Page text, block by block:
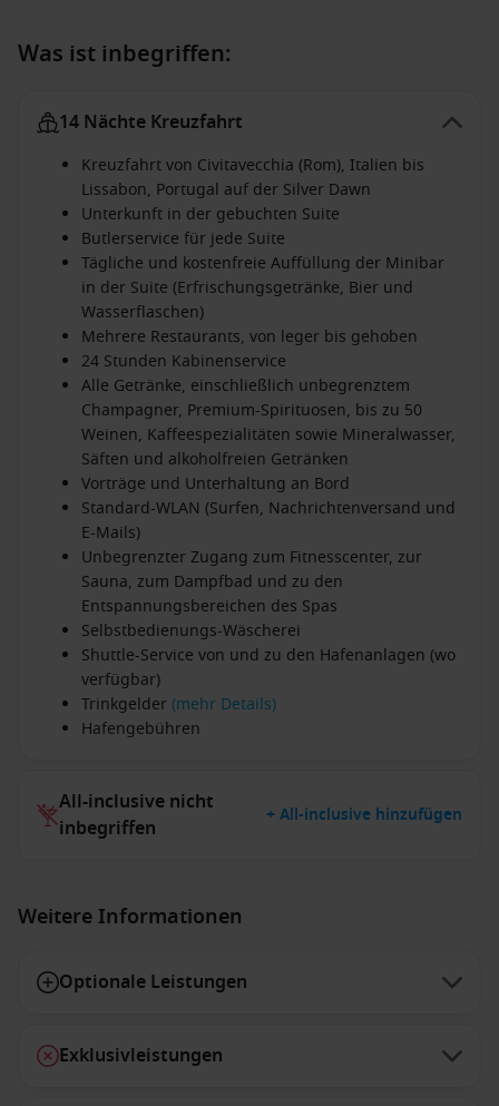
Was ist inbegriffen:
14 Nächte Kreuzfahrt
Kreuzfahrt von Civitavecchia (Rom), Italien bis
Lissabon, Portugal auf der Silver Dawn
Unterkunft in der gebuchten Suite
Butlerservice für jede Suite
Tägliche und kostenfreie Auffüllung der Minibar
in der Suite (Erfrischungsgetränke, Bier und
Wasserflaschen)
Mehrere Restaurants, von leger bis gehoben
24 Stunden Kabinenservice
Alle Getränke, einschließlich unbegrenztem
Champagner, Premium-Spirituosen, bis zu 50
Weinen, Kaffeespezialitäten sowie Mineralwasser,
Säften und alkoholfreien Getränken
Vorträge und Unterhaltung an Bord
Standard-WLAN (Surfen, Nachrichtenversand und
E-Mails)
Unbegrenzter Zugang zum Fitnesscenter, zur
Sauna, zum Dampfbad und zu den
Entspannungsbereichen des Spas
Selbstbedienungs-Wäscherei
Shuttle-Service von und zu den Hafenanlagen (wo
verfügbar)
Trinkgelder(mehr Details)
Hafengebühren
All-inclusive nicht
inbegriffen
+ All-inclusive hinzufügen
Weitere Informationen
Optionale Leistungen
Exklusivleistungen